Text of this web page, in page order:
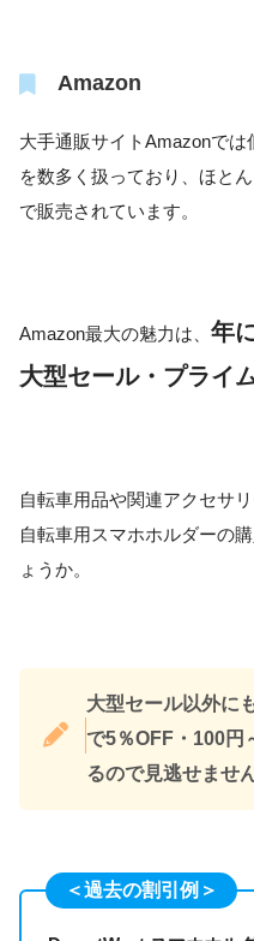
Amazon
大手通販サイトAmazonで
を数多く扱っており、ほと
で販売されています。
Amazon最大の魅力は、 年
大型セール・プライ
自転車用品や関連アクセサ
自転車用スマホホルダーの
ょうか。
大型セール以外に
で5％OFF・100円
るので見逃せませ
＜過去の割引例＞